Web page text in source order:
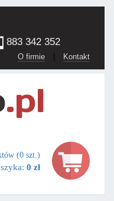
883 342 352
O firmie | Kontakt
(0 szt.)
0 zł